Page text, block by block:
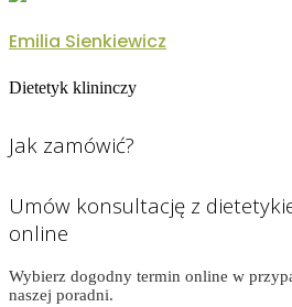
Emilia Sienkiewicz
Dietetyk klininczy
Jak zamówić?
Umów konsultację z
online
Wybierz dogodny termin online w
naszej poradni.